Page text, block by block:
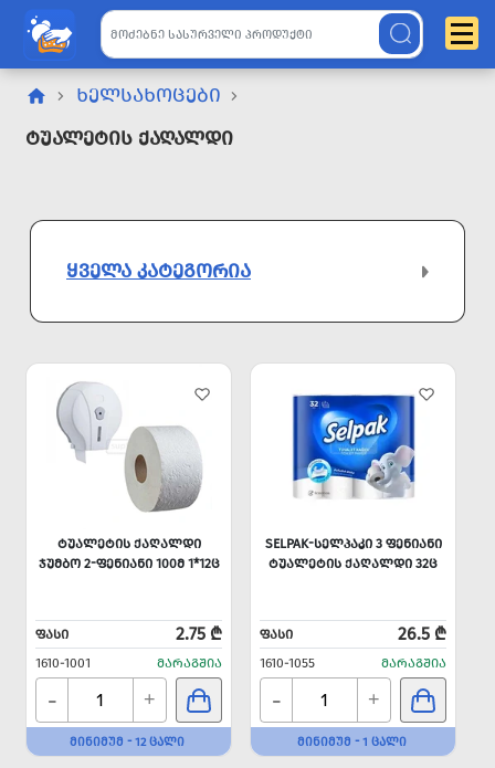
ᲮᲔᲚᲡᲐᲮᲝᲪᲔᲑᲘ
Ტუალეტის Ქაღალდი
ᲧᲕᲔᲚᲐ ᲙᲐᲢᲔᲒᲝᲠᲘᲐ
ᲢᲣᲐᲚᲔᲢᲘᲡ ᲥᲐᲦᲐᲚᲓᲘ
ᲯᲣᲛᲑᲝ 2-ᲤᲔᲜᲘᲐᲜᲘ 100Მ 1*12Ც
ᲤᲐᲡᲘ 2.75 ₾
1610-1001 ᲛᲐᲠᲐᲒᲨᲘᲐ
- +
ᲛᲘᲜᲘᲛᲣᲛ - 12 ᲪᲐᲚᲘ
SELPAK-ᲡᲔᲚᲞᲐᲙᲘ 3 ᲤᲔᲜᲘᲐᲜᲘ
ᲢᲣᲐᲚᲔᲢᲘᲡ ᲥᲐᲦᲐᲚᲓᲘ 32Ც
ᲤᲐᲡᲘ 26.5 ₾
1610-1055 ᲛᲐᲠᲐᲒᲨᲘᲐ
- +
ᲛᲘᲜᲘᲛᲣᲛ - 1 ᲪᲐᲚᲘ